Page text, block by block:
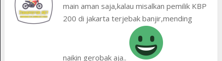
main aman saja,kalau misalkan pemilik KBP
200 di jakarta terjebak banjir,mending
naikin gerobak aja..